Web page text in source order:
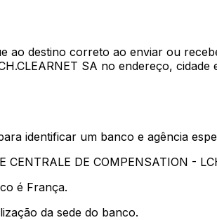
ao destino correto ao enviar ou
SA no endereço,
identificar um banco e agência
DE COMPENSATION -
é França.
da sede do banco.